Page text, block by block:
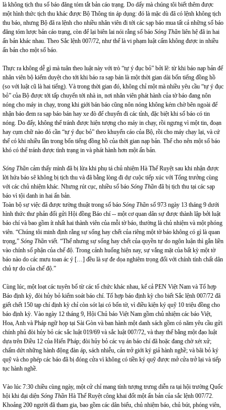
là không tịch thu số báo đăng tóm tắt bản cáo trạng. Do dấy mà chúng tôi biết thêm được
một hình thức tịch thu khác được Bộ Thông tin áp dụng: đó là mặc dù đã có lệnh không tịch
thu báo, nhưng Bộ đã ra lệnh cho nhiều nhân viên đi tới các sạp báo mua tất cả những số báo
đăng tóm lược bản cáo trạng, còn để lại biên lai nói rằng số báo Sóng Thần liên hệ đã in hai
ấn bản khác nhau. Theo Sắc lệnh 007/72, như thế là vi phạm luật cấm không được in nhiều
ấn bản cho một số báo.
Thực ra không dễ gì mà tuân theo luật này với trò “tự ý đục bỏ” bởi lẽ: từ khi báo nạp bản để
nhân viên bộ kiểm duyệt cho tới khi báo ra sạp bán là một thời gian dài bốn tiếng đồng hồ
(so với luật cũ là hai tiếng). Và trong thời gian đó, không chỉ một mà nhiều yêu cầu “tự ý đục
bỏ” của Bộ được tới tấp chuyển tới nhà in, nơi nhân viên phát hành của tờ báo đang nôn
nóng cho máy in chạy, trong khi giới bán báo cũng nôn nóng không kém chờ bên ngoài để
nhận báo đem ra sạp báo bán hay xe đò để chuyển đi các tỉnh, đặc biệt khi số báo có tin
nóng. Do đấy, không thể tránh được hiện tượng cho máy in chạy, rồi ngưng vì một tin, đoạn
hay cụm chữ nào đó cần “tự ý đục bỏ” theo khuyến cáo của Bộ, rồi cho máy chạy lại, và cứ
thế có khi nhiều lần trong bốn tiếng đồng hồ của thời gian nạp bản. Thế cho nên một số báo
khó có thể tránh được tình trạng in và phát hành hơn một ấn bản.
Sóng Thần cảm thấy mình đã bị lừa khi phụ tá chủ nhiệm Hà Thế Ruyệt sau khi nhận được
lời hứa báo sẽ không bị tịch thu và đã bằng lòng đi dự cuộc tiếp xúc với Tổng trưởng cùng
với các chủ nhiệm khác. Nhưng rút cục, nhiều số báo Sóng Thần đã bị tịch thu tại các sạp
báo vì tội danh in hai ấn bản.
Toàn bộ sự việc đã được tường thuật trong số báo Sóng Thần số 973 ngày 13 tháng 9 dưới
hình thức thư phản đối gửi Hội đồng Báo chí -- một cơ quan dân sự được thành lập bởi luật
báo chí và bao gồm ít nhất hai thành viên của mỗi tờ báo, thường là chủ nhiệm và một phóng
viên. “Chúng tôi minh định rằng sự sống hay chết của riêng một tờ báo không có gì là quan
trọng,” Sóng Thần viết. “Thế nhưng sự sống hay chết của quyền tự do ngôn luận thì gắn liền
vào chính số phận của chế độ. Trong cảnh huống hiện nay, sự vắng mặt của bất kỳ một tờ
báo nào do các mưu toan ác ý […] đều là sự đe dọa nghiêm trọng đối với chính tính chất dân
chủ tự do của chế độ.”
Cùng lúc, một loạt các tuyên bố từ các tổ chức khác nhau, kể cả PEN Việt Nam và Tổ hợp
Báo định kỳ, đòi hủy bỏ kiểm soát báo chí. Tổ hợp báo định kỳ cho biết Sắc lệnh 007/72 đã
giết chết 150 tạp chí định kỳ chỉ còn sót lại có bốn tờ, vì điều kiện ký quỹ 10 triệu đồng cho
báo định kỳ. Vào ngày 12 tháng 9, Hội Chủ báo Việt Nam gồm chủ nhiệm các báo Việt,
Hoa, Anh và Pháp ngữ họp tại Sài Gòn và ban hành một danh sách gồm có năm yêu cầu gửi
chính phủ đòi hủy bỏ các sắc luật 019/69 và sắc luật 007/72, và thay thế bằng một đạo luật
dựa trên Điều 12 của Hiến Pháp; đòi hủy bỏ các vụ án báo chí đã hoặc đang chờ xét xử;
chấm dứt những hành động đàn áp, sách nhiễu, cản trở giới ký giả hành nghề; và bãi bỏ ký
quỹ và cho phép các báo đã bị đóng cửa vì không có tiền ký quỹ được mở cửa trở lại và tiếp
tục hành nghề.
Vào lúc 7:30 chiều cùng ngày, một cử chỉ mang tính tượng trưng diễn ra tại hội trường Quốc
hội khi đại diện Sóng Thần Hà Thế Ruyệt công khai đốt một ấn bản của sắc lệnh 007/72.
Khoảng 200 người đã tham gia, bao gồm các dân biểu, chủ nhiệm báo, chủ bút, phóng viên,